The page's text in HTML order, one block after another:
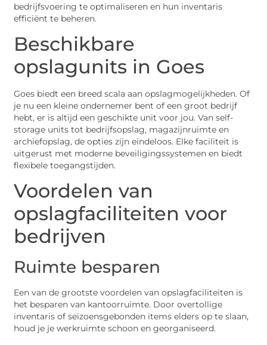
bedrijfsvoering te optimaliseren en hun inventaris
efficiënt te beheren.
Beschikbare
opslagunits in Goes
Goes biedt een breed scala aan opslagmogelijkheden. Of
je nu een kleine ondernemer bent of een groot bedrijf
hebt, er is altijd een geschikte unit voor jou. Van self-
storage units tot bedrijfsopslag, magazijnruimte en
archiefopslag, de opties zijn eindeloos. Elke faciliteit is
uitgerust met moderne beveiligingssystemen en biedt
flexibele toegangstijden.
Voordelen van
opslagfaciliteiten voor
bedrijven
Ruimte besparen
Een van de grootste voordelen van opslagfaciliteiten is
het besparen van kantoorruimte. Door overtollige
inventaris of seizoensgebonden items elders op te slaan,
houd je je werkruimte schoon en georganiseerd.